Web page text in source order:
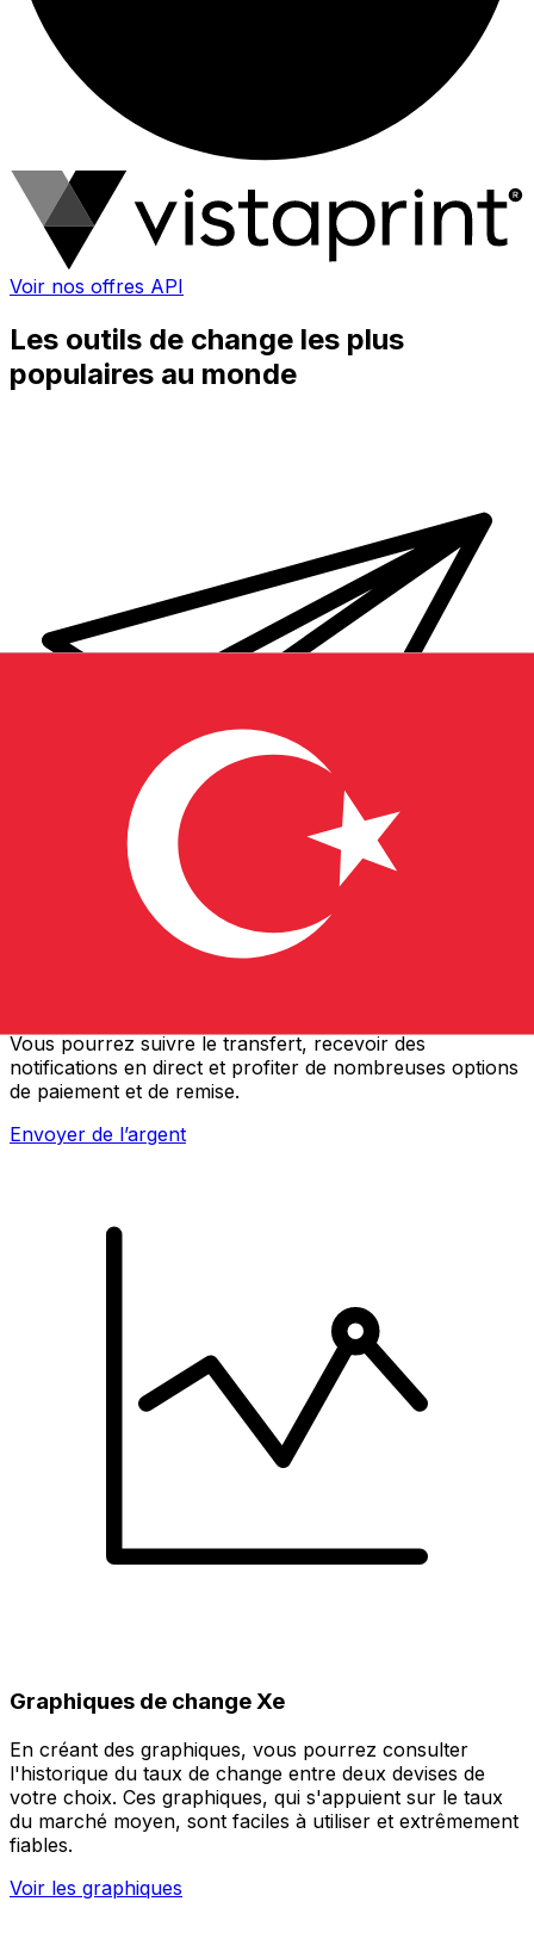
Voir nos offres API
Les outils de change les plus
populaires au monde
Vous pourrez suivre le transfert, recevoir des
notifications en direct et profiter de nombreuses options
de paiement et de remise.
Envoyer de l’argent
Graphiques de change Xe
En créant des graphiques, vous pourrez consulter
l'historique du taux de change entre deux devises de
votre choix. Ces graphiques, qui s'appuient sur le taux
du marché moyen, sont faciles à utiliser et extrêmement
fiables.
Voir les graphiques